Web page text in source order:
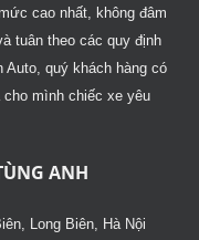
cao nhất, không đâm
tuân theo các quy định
Auto, quý khách hàng có
mình chiếc xe yêu
ANH
Long Biên, Hà Nội